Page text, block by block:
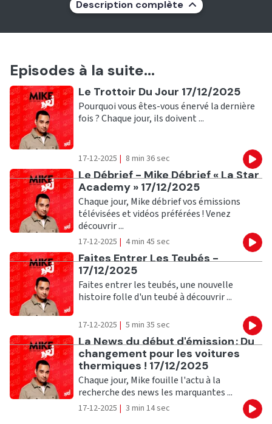
Description complète
Episodes à la suite...
Ecouter
Le Trottoir Du Jour 17/12/2025
Pourquoi vous êtes-vous énervé la dernière
fois ? Chaque jour, ils doivent ...
17-12-2025 | 8 min 36 sec
Ecouter
Le Débrief - Mike Débrief « La Star
Academy » 17/12/2025
Chaque jour, Mike débrief vos émissions
télévisées et vidéos préférées ! Venez
découvrir ...
17-12-2025 | 4 min 45 sec
Ecouter
Faites Entrer Les Teubés -
17/12/2025
Faites entrer les teubés, une nouvelle
histoire folle d'un teubé à découvrir ...
17-12-2025 | 5 min 35 sec
Ecouter
La News du début d'émission : Du
changement pour les voitures
thermiques ! 17/12/2025
Chaque jour, Mike fouille l'actu à la
recherche des news les marquantes ...
17-12-2025 | 3 min 14 sec